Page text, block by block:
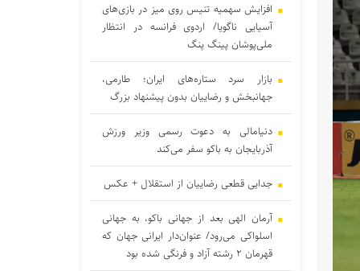
افزایش سهمیه تنیس روی میز در بازی‌های
آسیایی ناگویا/ اردوی فرانسه در انتظار
ملی‌پوشان پینگ پنگ
بازار سرد ستاره‌های ایران؛ طارمی،
جهانبخش و رضاییان بدون پیشنهاد بزرگ
دنیامالی به دعوت رسمی وزیر ورزش
آذربایجان به باکو سفر می‌کند
جدایی قطعی رضاییان از استقلال + عکس
آرمان الهی بعد از جهانی باکو، به جهانی
اسلواکی می‌رود/ عنوان‌دار ایرانی جهان که
قهرمان ۲ رشته آزاد و فرنگی شده بود